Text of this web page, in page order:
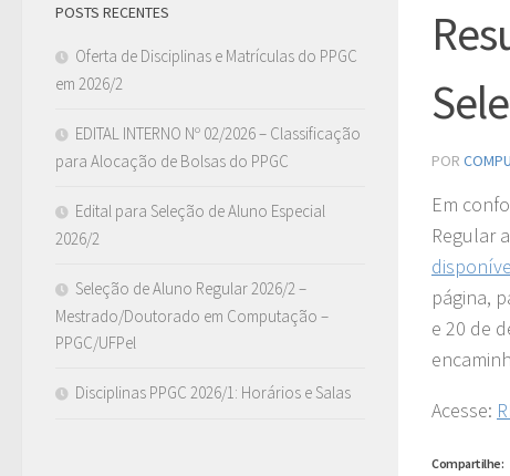
POR
Em
Regular
página,
e 20 de
Acesse:
Compartilhe:
POSTS RECENTES
Oferta de Disciplinas e Matrículas do PPGC
em 2026/2
EDITAL INTERNO Nº 02/2026 – Classificação
para Alocação de Bolsas do PPGC
Edital para Seleção de Aluno Especial
2026/2
Seleção de Aluno Regular 2026/2 –
Mestrado/Doutorado em Computação –
PPGC/UFPel
Disciplinas PPGC 2026/1: Horários e Salas